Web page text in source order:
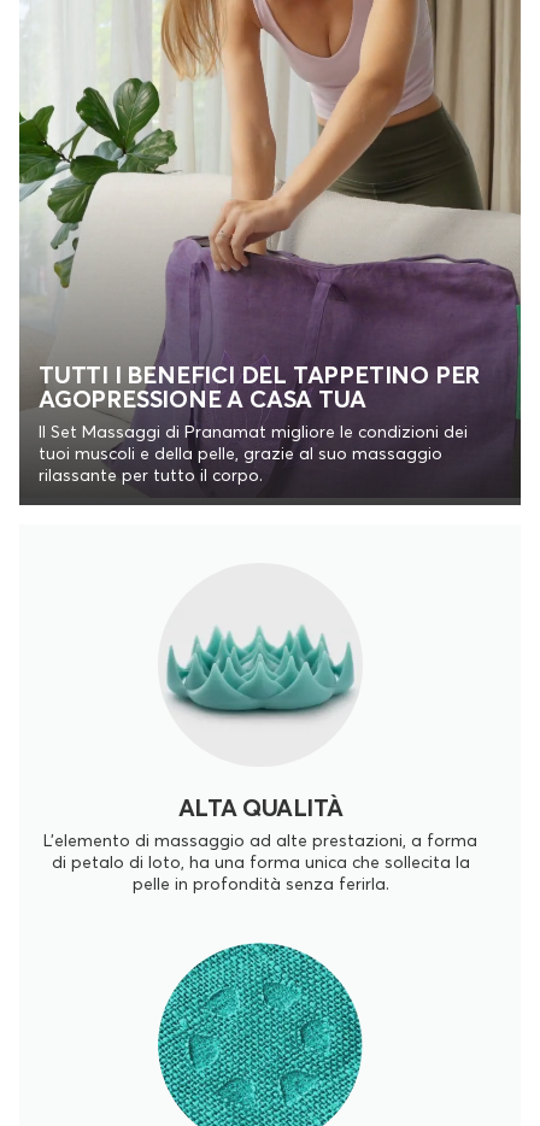
TUTTI I BENEFICI DEL TAPPETINO PER
AGOPRESSIONE A CASA TUA
Il Set Massaggi di Pranamat migliore le condizioni dei
tuoi muscoli e della pelle, grazie al suo massaggio
rilassante per tutto il corpo.
ALTA QUALITÀ
L'elemento di massaggio ad alte prestazioni, a forma
di petalo di loto, ha una forma unica che sollecita la
pelle in profondità senza ferirla.